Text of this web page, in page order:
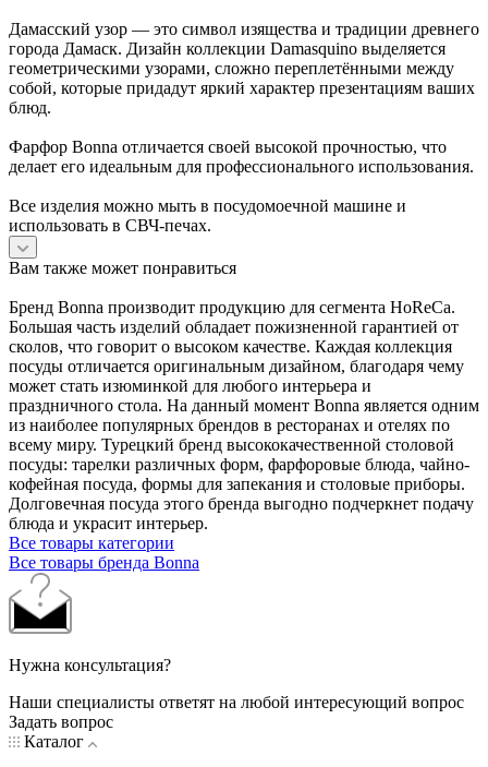
Дамасский узор — это символ изящества и традиции древнего
города Дамаск. Дизайн коллекции Damasquino выделяется
геометрическими узорами, сложно переплетёнными между
собой, которые придадут яркий характер презентациям ваших
блюд.
Фарфор Bonna отличается своей высокой прочностью, что
делает его идеальным для профессионального использования.
Все изделия можно мыть в посудомоечной машине и
использовать в СВЧ-печах.
Вам также может понравиться
Бренд Bonna производит продукцию для сегмента HoReCa.
Большая часть изделий обладает пожизненной гарантией от
сколов, что говорит о высоком качестве. Каждая коллекция
посуды отличается оригинальным дизайном, благодаря чему
может стать изюминкой для любого интерьера и
праздничного стола. На данный момент Bonna является одним
из наиболее популярных брендов в ресторанах и отелях по
всему миру. Турецкий бренд высококачественной столовой
посуды: тарелки различных форм, фарфоровые блюда, чайно-
кофейная посуда, формы для запекания и столовые приборы.
Долговечная посуда этого бренда выгодно подчеркнет подачу
блюда и украсит интерьер.
Все товары категории
Все товары бренда Bonna
Нужна консультация?
Наши специалисты ответят на любой интересующий вопрос
Задать вопрос
Каталог